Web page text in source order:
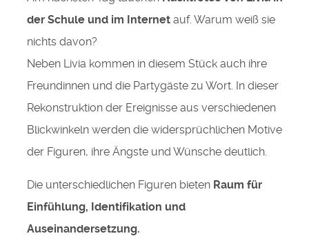
der Schule und im Internet auf. Warum weiß sie
nichts davon?
Neben Livia kommen in diesem Stück auch ihre
Freundinnen und die Partygäste zu Wort. In dieser
Rekonstruktion der Ereignisse aus verschiedenen
Blickwinkeln werden die widersprüchlichen Motive
der Figuren, ihre Ängste und Wünsche deutlich.
Die unterschiedlichen Figuren bieten Raum für
Einfühlung, Identifikation und
Auseinandersetzung.